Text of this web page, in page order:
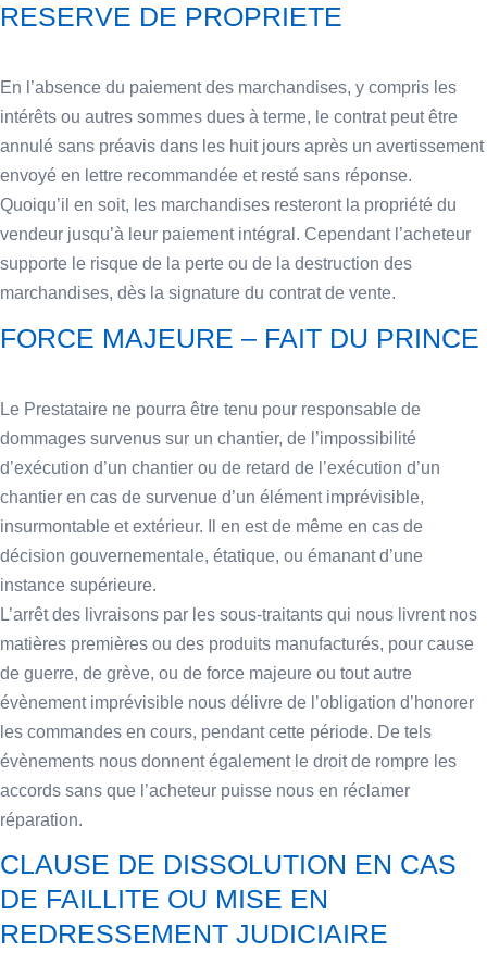
RESERVE DE PROPRIETE
En l’absence du paiement des marchandises, y compris les
intérêts ou autres sommes dues à terme, le contrat peut être
annulé sans préavis dans les huit jours après un avertissement
envoyé en lettre recommandée et resté sans réponse.
Quoiqu’il en soit, les marchandises resteront la propriété du
vendeur jusqu’à leur paiement intégral. Cependant l’acheteur
supporte le risque de la perte ou de la destruction des
marchandises, dès la signature du contrat de vente.
FORCE MAJEURE – FAIT DU PRINCE
Le Prestataire ne pourra être tenu pour responsable de
dommages survenus sur un chantier, de l’impossibilité
d’exécution d’un chantier ou de retard de l’exécution d’un
chantier en cas de survenue d’un élément imprévisible,
insurmontable et extérieur. Il en est de même en cas de
décision gouvernementale, étatique, ou émanant d’une
instance supérieure.
L’arrêt des livraisons par les sous-traitants qui nous livrent nos
matières premières ou des produits manufacturés, pour cause
de guerre, de grève, ou de force majeure ou tout autre
évènement imprévisible nous délivre de l’obligation d’honorer
les commandes en cours, pendant cette période. De tels
évènements nous donnent également le droit de rompre les
accords sans que l’acheteur puisse nous en réclamer
réparation.
CLAUSE DE DISSOLUTION EN CAS
DE FAILLITE OU MISE EN
REDRESSEMENT JUDICIAIRE